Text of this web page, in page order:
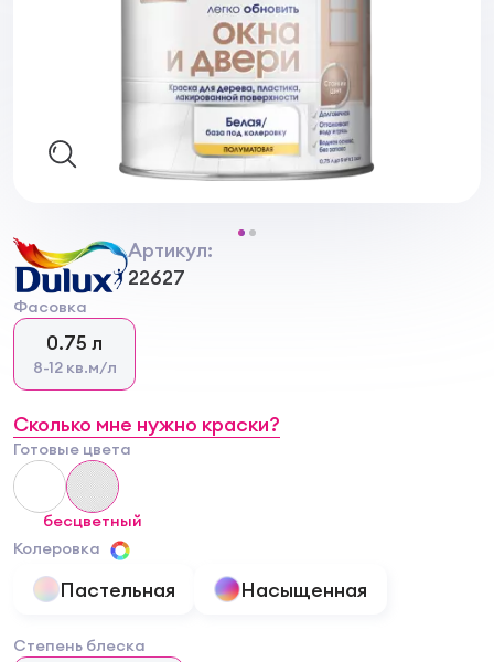
Артикул:
22627
Фасовка
0.75 л
8-12 кв.м/л
Сколько мне нужно краски?
Готовые цвета
бесцветный
Колеровка
Пастельная Насыщенная
Степень блеска